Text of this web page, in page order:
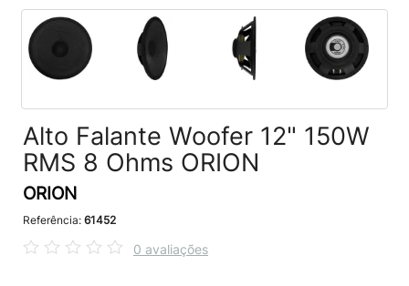
Alto Falante Woofer 12" 150W
RMS 8 Ohms ORION
ORION
Referência: 61452
0 avaliações